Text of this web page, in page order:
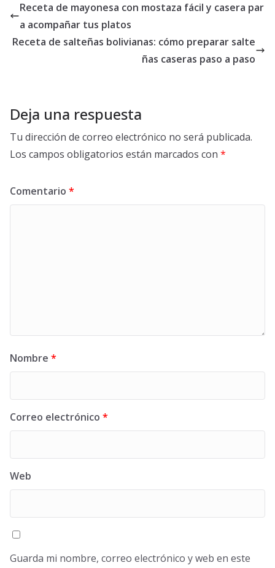
Receta de mayonesa con mostaza fácil y casera par
a acompañar tus platos
Receta de salteñas bolivianas: cómo preparar salte
ñas caseras paso a paso
Deja una respuesta
Tu dirección de correo electrónico no será publicada.
Los campos obligatorios están marcados con *
Comentario *
Nombre *
Correo electrónico *
Web
Guarda mi nombre, correo electrónico y web en este